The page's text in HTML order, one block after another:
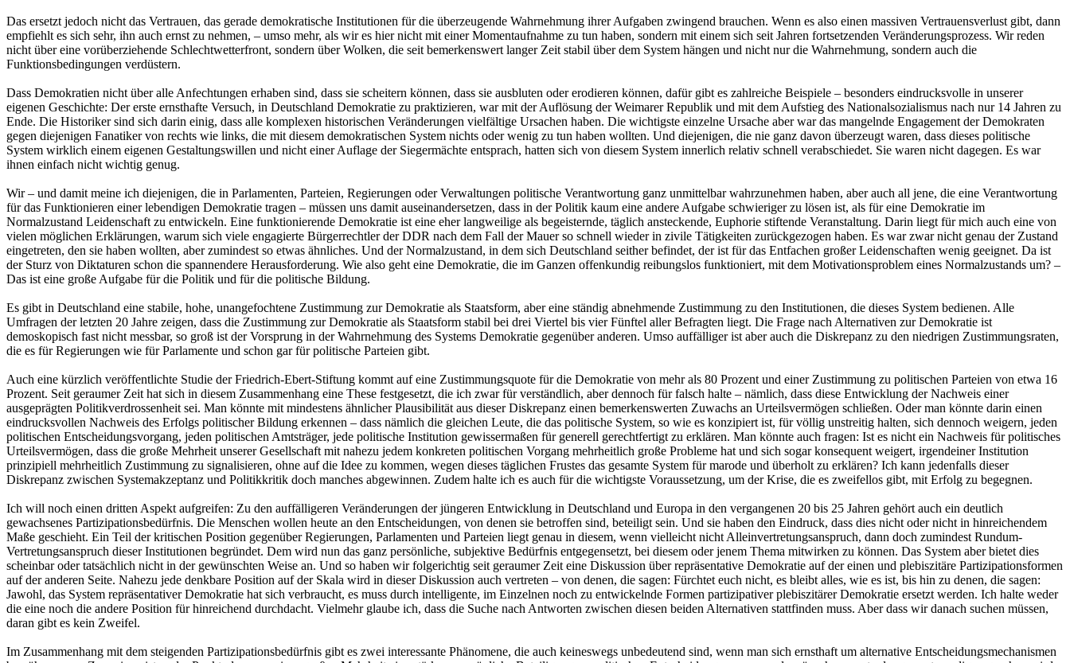
Das ersetzt jedoch nicht das Vertrauen, das gerade demokratische Institutionen für die überzeugende Wahrnehmung ihrer Aufgaben zwingend brauchen. Wenn es also einen massiven Vertrauensverlust gibt, dann
empfiehlt es sich sehr, ihn auch ernst zu nehmen, – umso mehr, als wir es hier nicht mit einer Momentaufnahme zu tun haben, sondern mit einem sich seit Jahren fortsetzenden Veränderungsprozess. Wir reden
nicht über eine vorüberziehende Schlechtwetterfront, sondern über Wolken, die seit bemerkenswert langer Zeit stabil über dem System hängen und nicht nur die Wahrnehmung, sondern auch die
Funktionsbedingungen verdüstern.
Dass Demokratien nicht über alle Anfechtungen erhaben sind, dass sie scheitern können, dass sie ausbluten oder erodieren können, dafür gibt es zahlreiche Beispiele – besonders eindrucksvolle in unserer
eigenen Geschichte: Der erste ernsthafte Versuch, in Deutschland Demokratie zu praktizieren, war mit der Auflösung der Weimarer Republik und mit dem Aufstieg des Nationalsozialismus nach nur 14 Jahren zu
Ende. Die Historiker sind sich darin einig, dass alle komplexen historischen Veränderungen vielfältige Ursachen haben. Die wichtigste einzelne Ursache aber war das mangelnde Engagement der Demokraten
gegen diejenigen Fanatiker von rechts wie links, die mit diesem demokratischen System nichts oder wenig zu tun haben wollten. Und diejenigen, die nie ganz davon überzeugt waren, dass dieses politische
System wirklich einem eigenen Gestaltungswillen und nicht einer Auflage der Siegermächte entsprach, hatten sich von diesem System innerlich relativ schnell verabschiedet. Sie waren nicht dagegen. Es war
ihnen einfach nicht wichtig genug.
Wir – und damit meine ich diejenigen, die in Parlamenten, Parteien, Regierungen oder Verwaltungen politische Verantwortung ganz unmittelbar wahrzunehmen haben, aber auch all jene, die eine Verantwortung
für das Funktionieren einer lebendigen Demokratie tragen – müssen uns damit auseinandersetzen, dass in der Politik kaum eine andere Aufgabe schwieriger zu lösen ist, als für eine Demokratie im
Normalzustand Leidenschaft zu entwickeln. Eine funktionierende Demokratie ist eine eher langweilige als begeisternde, täglich ansteckende, Euphorie stiftende Veranstaltung. Darin liegt für mich auch eine von
vielen möglichen Erklärungen, warum sich viele engagierte Bürgerrechtler der DDR nach dem Fall der Mauer so schnell wieder in zivile Tätigkeiten zurückgezogen haben. Es war zwar nicht genau der Zustand
eingetreten, den sie haben wollten, aber zumindest so etwas ähnliches. Und der Normalzustand, in dem sich Deutschland seither befindet, der ist für das Entfachen großer Leidenschaften wenig geeignet. Da ist
der Sturz von Diktaturen schon die spannendere Herausforderung. Wie also geht eine Demokratie, die im Ganzen offenkundig reibungslos funktioniert, mit dem Motivationsproblem eines Normalzustands um? –
Das ist eine große Aufgabe für die Politik und für die politische Bildung.
Es gibt in Deutschland eine stabile, hohe, unangefochtene Zustimmung zur Demokratie als Staatsform, aber eine ständig abnehmende Zustimmung zu den Institutionen, die dieses System bedienen. Alle
Umfragen der letzten 20 Jahre zeigen, dass die Zustimmung zur Demokratie als Staatsform stabil bei drei Viertel bis vier Fünftel aller Befragten liegt. Die Frage nach Alternativen zur Demokratie ist
demoskopisch fast nicht messbar, so groß ist der Vorsprung in der Wahrnehmung des Systems Demokratie gegenüber anderen. Umso auffälliger ist aber auch die Diskrepanz zu den niedrigen Zustimmungsraten,
die es für Regierungen wie für Parlamente und schon gar für politische Parteien gibt.
Auch eine kürzlich veröffentlichte Studie der Friedrich-Ebert-Stiftung kommt auf eine Zustimmungsquote für die Demokratie von mehr als 80 Prozent und einer Zustimmung zu politischen Parteien von etwa 16
Prozent. Seit geraumer Zeit hat sich in diesem Zusammenhang eine These festgesetzt, die ich zwar für verständlich, aber dennoch für falsch halte – nämlich, dass diese Entwicklung der Nachweis einer
ausgeprägten Politikverdrossenheit sei. Man könnte mit mindestens ähnlicher Plausibilität aus dieser Diskrepanz einen bemerkenswerten Zuwachs an Urteilsvermögen schließen. Oder man könnte darin einen
eindrucksvollen Nachweis des Erfolgs politischer Bildung erkennen – dass nämlich die gleichen Leute, die das politische System, so wie es konzipiert ist, für völlig unstreitig halten, sich dennoch weigern, jeden
politischen Entscheidungsvorgang, jeden politischen Amtsträger, jede politische Institution gewissermaßen für generell gerechtfertigt zu erklären. Man könnte auch fragen: Ist es nicht ein Nachweis für politisches
Urteilsvermögen, dass die große Mehrheit unserer Gesellschaft mit nahezu jedem konkreten politischen Vorgang mehrheitlich große Probleme hat und sich sogar konsequent weigert, irgendeiner Institution
prinzipiell mehrheitlich Zustimmung zu signalisieren, ohne auf die Idee zu kommen, wegen dieses täglichen Frustes das gesamte System für marode und überholt zu erklären? Ich kann jedenfalls dieser
Diskrepanz zwischen Systemakzeptanz und Politikkritik doch manches abgewinnen. Zudem halte ich es auch für die wichtigste Voraussetzung, um der Krise, die es zweifellos gibt, mit Erfolg zu begegnen.
Ich will noch einen dritten Aspekt aufgreifen: Zu den auffälligeren Veränderungen der jüngeren Entwicklung in Deutschland und Europa in den vergangenen 20 bis 25 Jahren gehört auch ein deutlich
gewachsenes Partizipationsbedürfnis. Die Menschen wollen heute an den Entscheidungen, von denen sie betroffen sind, beteiligt sein. Und sie haben den Eindruck, dass dies nicht oder nicht in hinreichendem
Maße geschieht. Ein Teil der kritischen Position gegenüber Regierungen, Parlamenten und Parteien liegt genau in diesem, wenn vielleicht nicht Alleinvertretungsanspruch, dann doch zumindest Rundum-
Vertretungsanspruch dieser Institutionen begründet. Dem wird nun das ganz persönliche, subjektive Bedürfnis entgegensetzt, bei diesem oder jenem Thema mitwirken zu können. Das System aber bietet dies
scheinbar oder tatsächlich nicht in der gewünschten Weise an. Und so haben wir folgerichtig seit geraumer Zeit eine Diskussion über repräsentative Demokratie auf der einen und plebiszitäre Partizipationsformen
auf der anderen Seite. Nahezu jede denkbare Position auf der Skala wird in dieser Diskussion auch vertreten – von denen, die sagen: Fürchtet euch nicht, es bleibt alles, wie es ist, bis hin zu denen, die sagen:
Jawohl, das System repräsentativer Demokratie hat sich verbraucht, es muss durch intelligente, im Einzelnen noch zu entwickelnde Formen partizipativer plebiszitärer Demokratie ersetzt werden. Ich halte weder
die eine noch die andere Position für hinreichend durchdacht. Vielmehr glaube ich, dass die Suche nach Antworten zwischen diesen beiden Alternativen stattfinden muss. Aber dass wir danach suchen müssen,
daran gibt es kein Zweifel.
Im Zusammenhang mit dem steigenden Partizipationsbedürfnis gibt es zwei interessante Phänomene, die auch keineswegs unbedeutend sind, wenn man sich ernsthaft um alternative Entscheidungsmechanismen